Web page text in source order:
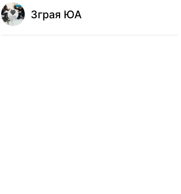
Зграя ЮА